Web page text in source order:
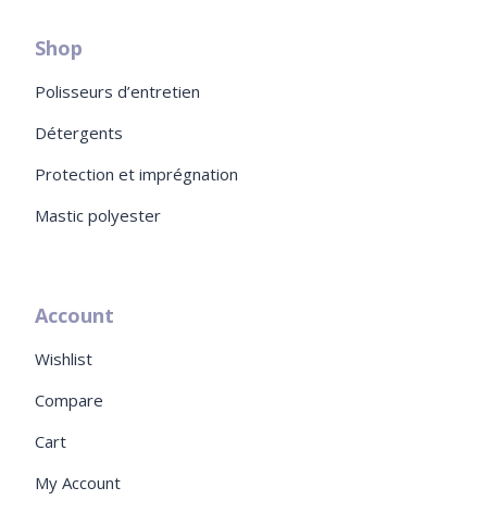
Shop
Polisseurs d’entretien
Détergents
Protection et imprégnation
Mastic polyester
Account
Wishlist
Compare
Cart
My Account